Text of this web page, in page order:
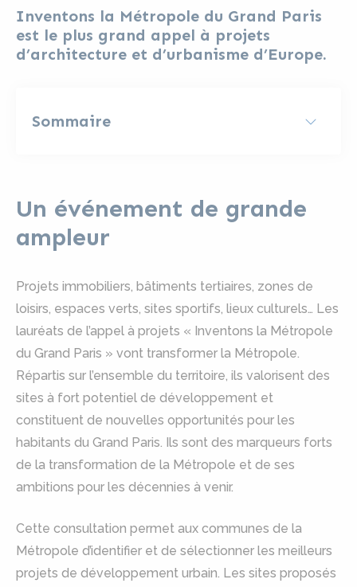
Inventons la Métropole du Grand Paris
est le plus grand appel à projets
d’architecture et d’urbanisme d’Europe.
Sommaire
Un événement de grande
ampleur
Projets immobiliers, bâtiments tertiaires, zones de
loisirs, espaces verts, sites sportifs, lieux culturels… Les
lauréats de l’appel à projets « Inventons la Métropole
du Grand Paris » vont transformer la Métropole.
Répartis sur l’ensemble du territoire, ils valorisent des
sites à fort potentiel de développement et
constituent de nouvelles opportunités pour les
habitants du Grand Paris. Ils sont des marqueurs forts
de la transformation de la Métropole et de ses
ambitions pour les décennies à venir.
Cette consultation permet aux communes de la
Métropole d’identifier et de sélectionner les meilleurs
projets de développement urbain. Les sites proposés